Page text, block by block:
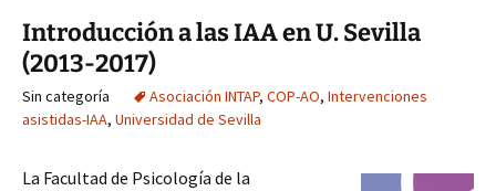
Introducción a las IAA en U. Sevilla
(2013-2017)
Sin categoría Asociación INTAP, COP-AO, Intervenciones
asistidas-IAA, Universidad de Sevilla
La Facultad de Psicología de la